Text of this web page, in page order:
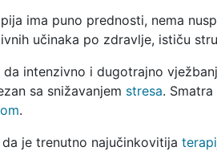
ima puno prednosti, nema
učinaka po zdravlje, ističu
intenzivno i dugotrajno
sa snižavanjem stresa.
.
je trenutno najučinkovitija